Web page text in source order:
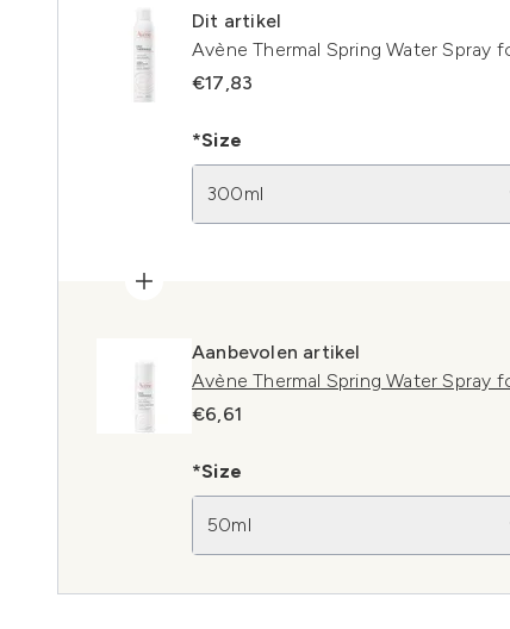
Dit artikel
Avène Thermal Spring Water Spray
€17,83
*Size
300ml
Aanbevolen artikel
Avène Thermal Spring Water Spray
€6,61
*Size
50ml